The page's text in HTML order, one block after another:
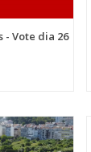
- Vote dia 26